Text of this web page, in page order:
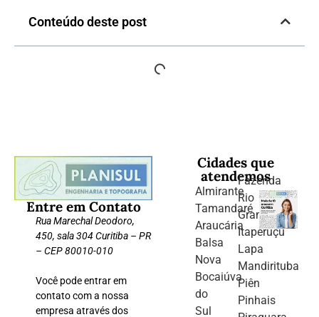
Conteúdo deste post
Entre em Contato
Rua Marechal Deodoro,
450, sala 304 Curitiba – PR
– CEP 80010-010
Você pode entrar em
contato com a nossa
empresa através dos
Cidades que
atendemos
Almirante
Tamandaré
Araucária
Balsa
Nova
Bocaiúva
do
Sul
Fazenda
Rio
Grande
Itaperuçu
Lapa
Mandirituba
Piên
Pinhais